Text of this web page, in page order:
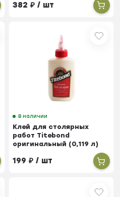
382₽ / шт
В наличии
Клей для столярных
работ Titebond
оригинальный (0,119 л)
199₽ / шт